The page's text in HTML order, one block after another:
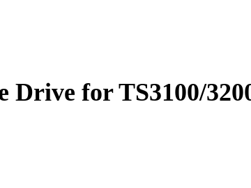
Drive for TS3100/